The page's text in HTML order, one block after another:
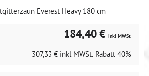
Everest Heavy 180 cm
184,40 € inkl MWSt.
307,33 € inkl MWSt. Rabatt 40%